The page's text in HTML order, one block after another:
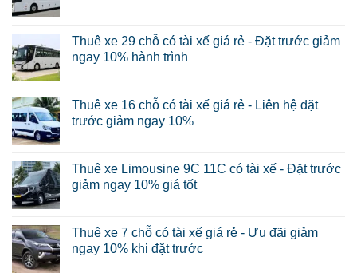
Thuê xe 29 chỗ có tài xế giá rẻ - Đặt trước giảm
ngay 10% hành trình
Thuê xe 16 chỗ có tài xế giá rẻ - Liên hệ đặt
trước giảm ngay 10%
Thuê xe Limousine 9C 11C có tài xế - Đặt trước
giảm ngay 10% giá tốt
Thuê xe 7 chỗ có tài xế giá rẻ - Ưu đãi giảm
ngay 10% khi đặt trước